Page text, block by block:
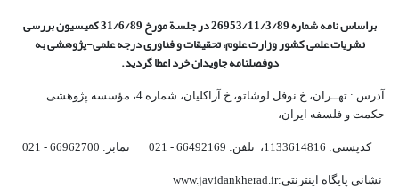
براساس نامه شماره 26953/11/3/89 در جلسة مورخ 31/6/89 کمیسیون
بررسی
نشریات علمی کشور وزارت علوم، تحقیقات و فناوری درجه علمی‌-پژوهشیبه
دوفصلنامه جاویدان خرد اعطا گردید.
آدرس : تهــران، خ نوفل لوشاتو، خ آراکلیان، شماره 4،‌ مؤسسه پژوهشی
حکمت و فلسفه ایران،‌
کدپستی: 1133614816، تلفن: 66492169 - 021 نمابر: 66962700 - 021
نشانی پایگاه اینترنتی:www.javidankherad.ir